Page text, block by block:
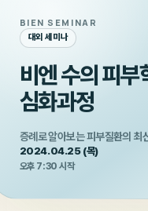
BIEN SEMINAR
대외 세미나
비엔 수의 피부
심화과정
증례로 알아보는 피부질환의 최
2024.04.25 (목)
오후 7:30 시작